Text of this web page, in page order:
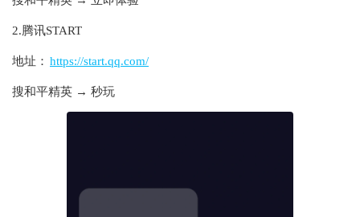
2.腾讯START
地址： https://start.qq.com/
搜和平精英 → 秒玩